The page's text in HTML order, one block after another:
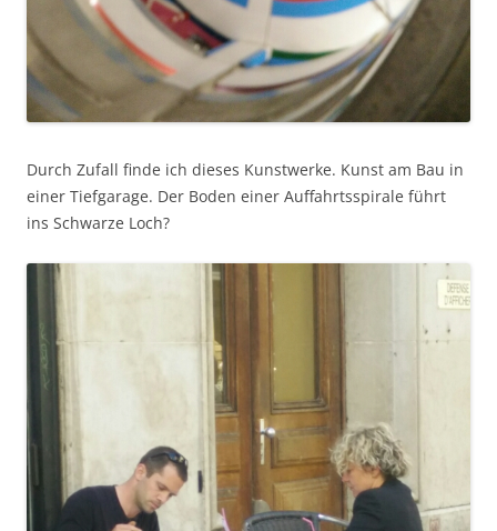
Durch Zufall finde ich dieses Kunstwerke. Kunst am Bau in
einer Tiefgarage. Der Boden einer Auffahrtsspirale führt
ins Schwarze Loch?